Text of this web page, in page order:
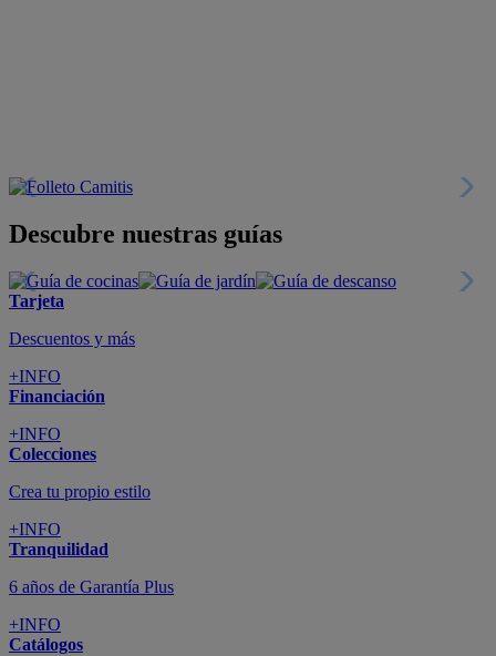
Descubre nuestras guías
Tarjeta
Descuentos y más
+INFO
Financiación
+INFO
Colecciones
Crea tu propio estilo
+INFO
Tranquilidad
6 años de Garantía Plus
+INFO
Catálogos